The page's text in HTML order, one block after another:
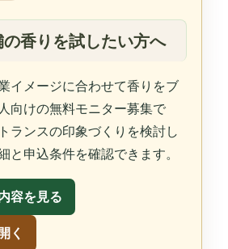
香りを試したい方へ
イメージに合わせて香りをブ
向けの無料モニター募集で
ランスの印象づくりを検討し
と申込条件を確認できます。
容を見る
く